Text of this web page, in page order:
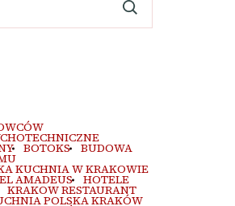
BOTOKS BUDOWA
KUCHNIA W KRAKOWIE
AMADEUS HOTELE
KRAKOW RESTAURANT
POLSKA KRAKÓW